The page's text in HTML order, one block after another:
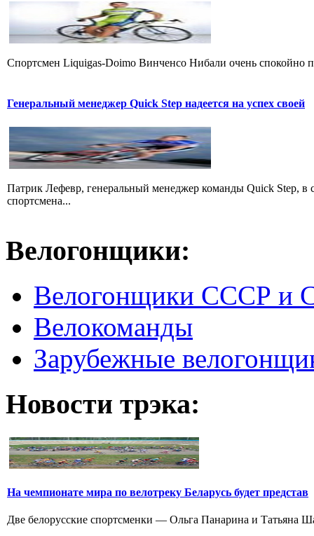
Cпортсмен Liquigas-Doimo Винченсо Нибали очень спокойно
Генеральный менеджер Quick Step надеется на успех своей
Патрик Лефевр, генеральный менеджер команды Quick Step, в
спортсмена...
Велогонщики:
Велогонщики СССР и
Велокоманды
Зарубежные
Новости трэка:
На чемпионате мира по велотреку Беларусь будет представ
Две белорусские спортсменки — Ольга Панарина и Татьяна